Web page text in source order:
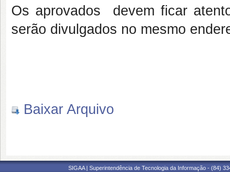
Os aprovados devem ficar
serão divulgados no mesmo
Baixar Arquivo
SIGAA | Superintendência de Tecnologia da Informação - (84)